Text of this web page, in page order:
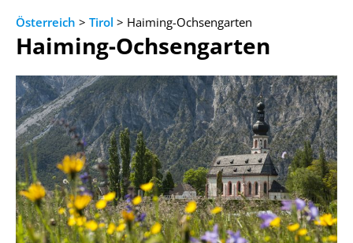
Österreich > Tirol > Haiming-Ochsengarten
Haiming-Ochsengarten